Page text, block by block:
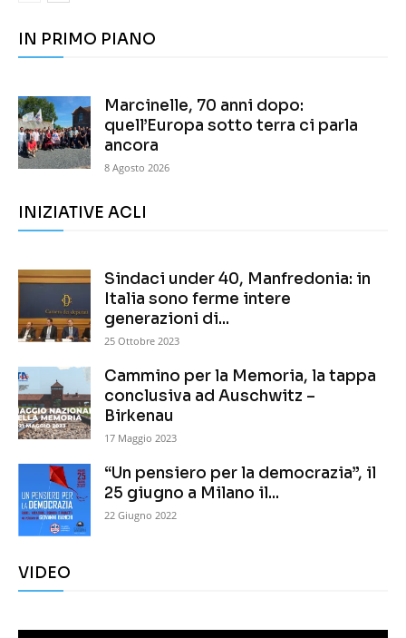
IN PRIMO PIANO
Marcinelle, 70 anni dopo:
quell’Europa sotto terra ci parla
ancora
8 Agosto 2026
INIZIATIVE ACLI
Sindaci under 40, Manfredonia: in
Italia sono ferme intere
generazioni di...
25 Ottobre 2023
Cammino per la Memoria, la tappa
conclusiva ad Auschwitz –
Birkenau
17 Maggio 2023
“Un pensiero per la democrazia”, il
25 giugno a Milano il...
22 Giugno 2022
VIDEO